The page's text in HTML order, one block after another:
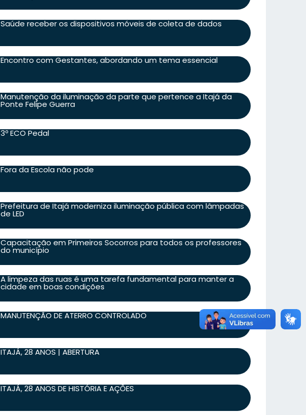
Saúde receber os dispositivos móveis de coleta de dados
Encontro com Gestantes, abordando um tema essencial
Manutenção da iluminação da parte que pertence a Itajá da
Ponte Felipe Guerra
3º ECO Pedal
Fora da Escola não pode
Prefeitura de Itajá moderniza iluminação pública com lâmpadas
de LED
Capacitação em Primeiros Socorros para todos os professores
do município
A limpeza das ruas é uma tarefa fundamental para manter a
cidade em boas condições
MANUTENÇÃO DE ATERRO CONTROLADO
ITAJÁ, 28 ANOS | ABERTURA
ITAJÁ, 28 ANOS DE HISTÓRIA E AÇÕES